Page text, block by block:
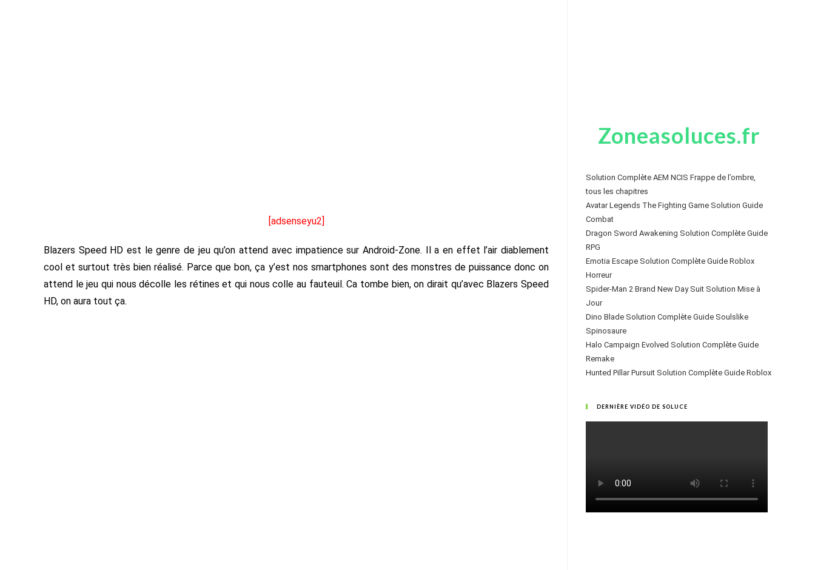
[adsenseyu2]
Blazers Speed HD est le genre de jeu qu’on attend avec impatience sur Android-Zone. Il a en effet l’air diablement
cool et surtout très bien réalisé. Parce que bon, ça y’est nos smartphones sont des monstres de puissance donc on
attend le jeu qui nous décolle les rétines et qui nous colle au fauteuil. Ca tombe bien, on dirait qu’avec Blazers Speed
HD, on aura tout ça.
Zoneasoluces.fr
Solution Complète AEM NCIS Frappe de l’ombre,
tous les chapitres
Avatar Legends The Fighting Game Solution Guide
Combat
Dragon Sword Awakening Solution Complète Guide
RPG
Emotia Escape Solution Complète Guide Roblox
Horreur
Spider-Man 2 Brand New Day Suit Solution Mise à
Jour
Dino Blade Solution Complète Guide Soulslike
Spinosaure
Halo Campaign Evolved Solution Complète Guide
Remake
Hunted Pillar Pursuit Solution Complète Guide Roblox
DERNIÈRE VIDÉO DE SOLUCE